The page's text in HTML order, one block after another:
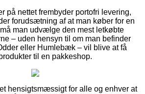
på nettet frembyder portofri levering,
forudsætning af at man køber for en
man udvælge den mest letkøbte
– uden hensyn til om man befinder
eller Humlebæk – vil blive at få
til en pakkeshop.
hensigtsmæssigt for alle og enhver at